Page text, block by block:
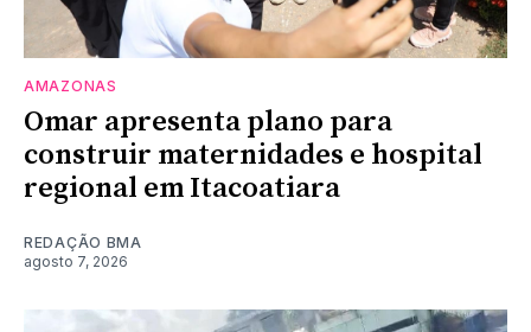
AMAZONAS
Omar apresenta plano para
construir maternidades e hospital
regional em Itacoatiara
REDAÇÃO BMA
agosto 7, 2026